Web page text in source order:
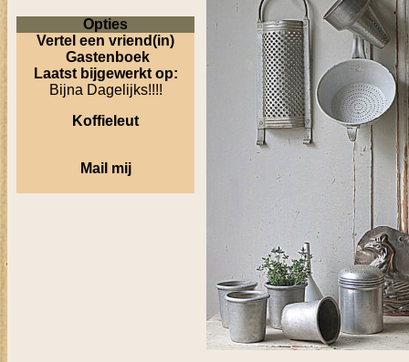
Opties
Vertel een vriend(in)
Gastenboek
Laatst bijgewerkt op:
Bijna Dagelijks!!!!
Koffieleut
Mail mij